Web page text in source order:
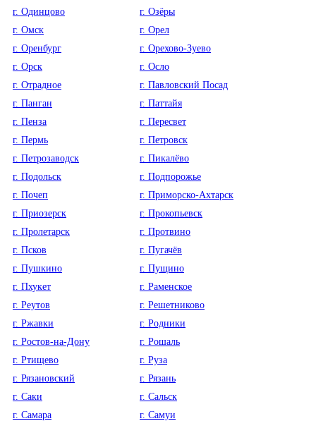
г. Одинцово
г. Озёры
г. Омск
г. Орел
г. Оренбург
г. Орехово-Зуево
г. Орск
г. Осло
г. Отрадное
г. Павловский Посад
г. Панган
г. Паттайя
г. Пенза
г. Пересвет
г. Пермь
г. Петровск
г. Петрозаводск
г. Пикалёво
г. Подольск
г. Подпорожье
г. Почеп
г. Приморско-Ахтарск
г. Приозерск
г. Прокопьевск
г. Пролетарск
г. Протвино
г. Псков
г. Пугачёв
г. Пушкино
г. Пущино
г. Пхукет
г. Раменское
г. Реутов
г. Решетниково
г. Ржавки
г. Родники
г. Ростов-на-Дону
г. Рошаль
г. Ртищево
г. Руза
г. Рязановский
г. Рязань
г. Саки
г. Сальск
г. Самара
г. Самуи